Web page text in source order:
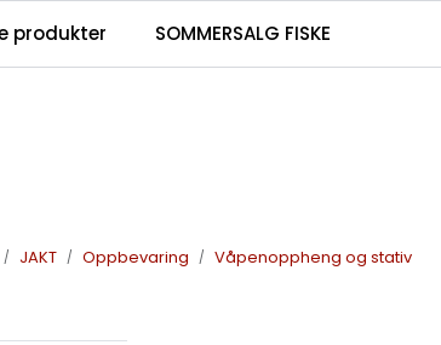
| Våre butikker | Club Jaktia | Gavekort
produkter SOMMERSALG FISKE
JAKT Oppbevaring Våpenoppheng og stativ